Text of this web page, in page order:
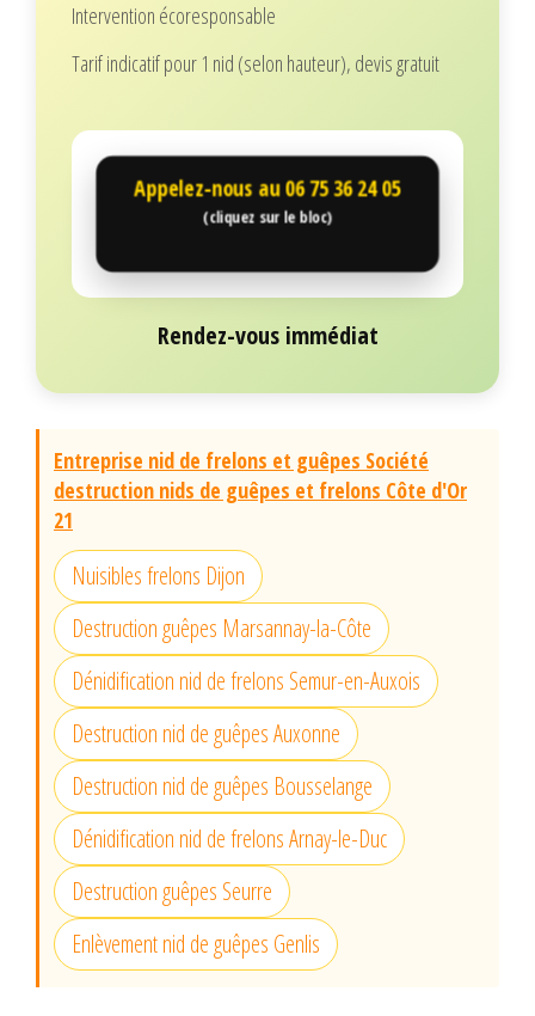
Intervention écoresponsable
Tarif indicatif pour 1 nid (selon hauteur), devis gratuit
Appelez-nous au06 75 36 24 05
(cliquez sur le bloc)
Rendez-vous immédiat
Entreprise nid de frelons et guêpes Société
destruction nids de guêpes et frelons Côte d'Or
21
Nuisibles frelons Dijon
Destruction guêpes Marsannay-la-Côte
Dénidification nid de frelons Semur-en-Auxois
Destruction nid de guêpes Auxonne
Destruction nid de guêpes Bousselange
Dénidification nid de frelons Arnay-le-Duc
Destruction guêpes Seurre
Enlèvement nid de guêpes Genlis